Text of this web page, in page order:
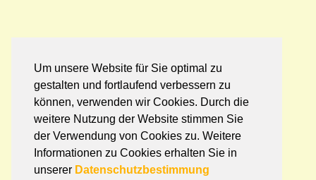
Um unsere Website für Sie optimal zu
gestalten und fortlaufend verbessern zu
können, verwenden wir Cookies. Durch die
weitere Nutzung der Website stimmen Sie
der Verwendung von Cookies zu. Weitere
Informationen zu Cookies erhalten Sie in
unserer Datenschutzbestimmung